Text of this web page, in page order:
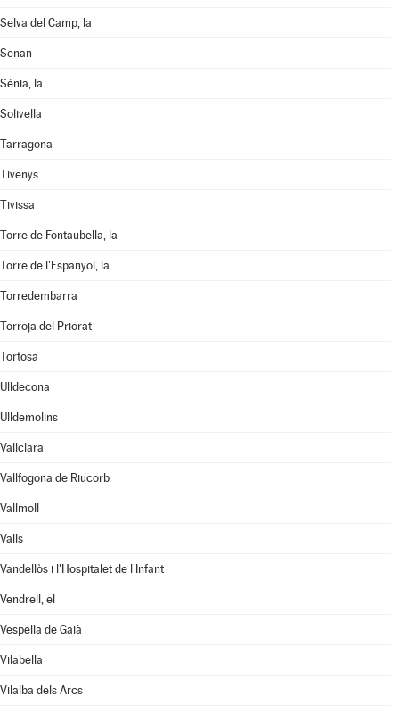
Selva del Camp, la
Senan
Sénia, la
Solivella
Tarragona
Tivenys
Tivissa
Torre de Fontaubella, la
Torre de l'Espanyol, la
Torredembarra
Torroja del Priorat
Tortosa
Ulldecona
Ulldemolins
Vallclara
Vallfogona de Riucorb
Vallmoll
Valls
Vandellòs i l'Hospitalet de l'Infant
Vendrell, el
Vespella de Gaià
Vilabella
Vilalba dels Arcs